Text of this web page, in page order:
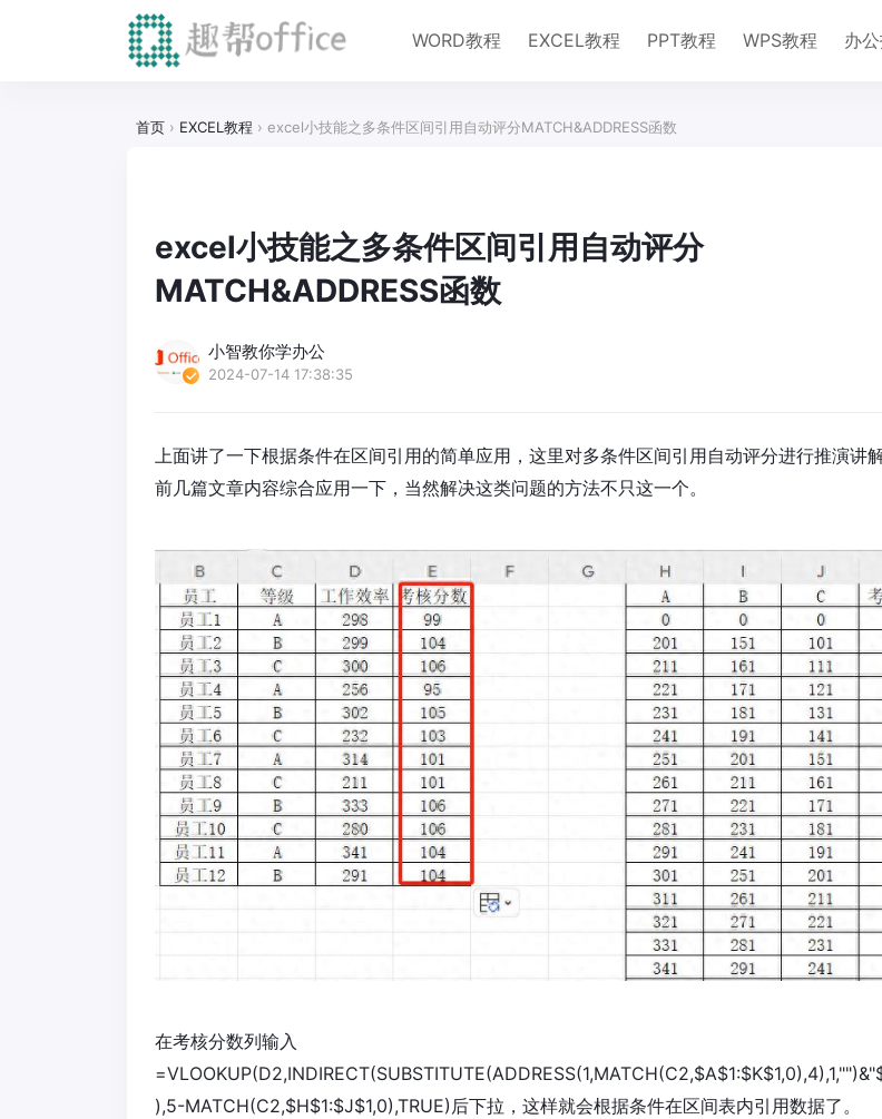
WORD教程 EXCEL教程 PPT教程 WPS教程 办
首页 › EXCEL教程 › excel小技能之多条件区间引用自动评分MATCH&ADDRESS函数
excel小技能之多条件区间引用自动评分
MATCH&ADDRESS函数
小智教你学办公
2024-07-14 17:38:35
上面讲了一下根据条件在区间引用的简单应用，这里对多条件区间引用自动评分进行推演讲
前几篇文章内容综合应用一下，当然解决这类问题的方法不只这一个。
在考核分数列输入
),5-MATCH(C2,$H$1:$J$1,0),TRUE)后下拉，这样就会根据条件在区间表内引用数据了。